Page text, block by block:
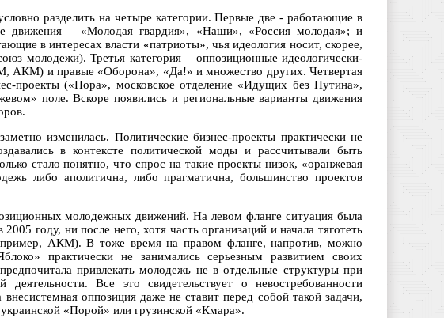
разделить на четыре категории. Первые две - работающие в
движения – «Молодая гвардия», «Наши», «Россия молодая»; и
в интересах власти «патриоты», чья идеология носит, скорее,
молодежи). Третья категория – оппозиционные идеологически-
АКМ) и правые «Оборона», «Да!» и множество других. Четвертая
проекты («Пора», московское отделение «Идущих без Путина»,
поле. Вскоре появились и региональные варианты движения
изменилась. Политические бизнес-проекты практически не
в контексте политической моды и рассчитывали быть
стало понятно, что спрос на такие проекты низок, «оранжевая
либо аполитична, либо прагматична, большинство проектов
молодежных движений. На левом фланге ситуация была
году, ни после него, хотя часть организаций и начала тяготеть
АКМ). В тоже время на правом фланге, напротив, можно
практически не занимались серьезным развитием своих
привлекать молодежь не в отдельные структуры при
Все это свидетельствует о невостребованности
оппозиция даже не ставит перед собой такой задачи,
«Порой» или грузинской «Кмара».